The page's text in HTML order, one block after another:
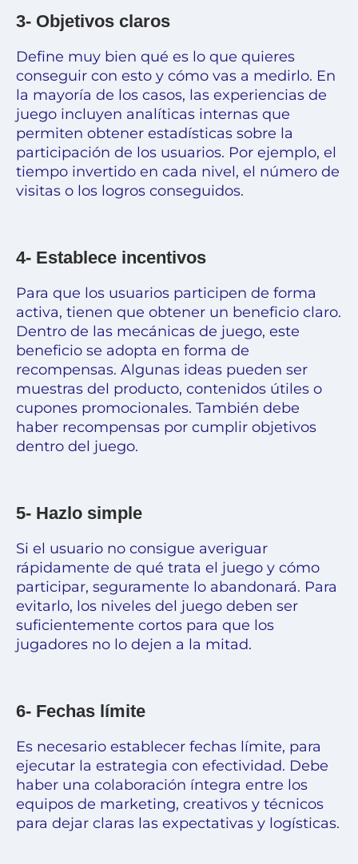
3- Objetivos claros
Define muy bien qué es lo que quieres
conseguir con esto y cómo vas a medirlo. En
la mayoría de los casos, las experiencias de
juego incluyen analíticas internas que
permiten obtener estadísticas sobre la
participación de los usuarios. Por ejemplo, el
tiempo invertido en cada nivel, el número de
visitas o los logros conseguidos.
4- Establece incentivos
Para que los usuarios participen de forma
activa, tienen que obtener un beneficio claro.
Dentro de las mecánicas de juego, este
beneficio se adopta en forma de
recompensas. Algunas ideas pueden ser
muestras del producto, contenidos útiles o
cupones promocionales. También debe
haber recompensas por cumplir objetivos
dentro del juego.
5- Hazlo simple
Si el usuario no consigue averiguar
rápidamente de qué trata el juego y cómo
participar, seguramente lo abandonará. Para
evitarlo, los niveles del juego deben ser
suficientemente cortos para que los
jugadores no lo dejen a la mitad.
6- Fechas límite
Es necesario establecer fechas límite, para
ejecutar la estrategia con efectividad. Debe
haber una colaboración íntegra entre los
equipos de marketing, creativos y técnicos
para dejar claras las expectativas y logísticas.